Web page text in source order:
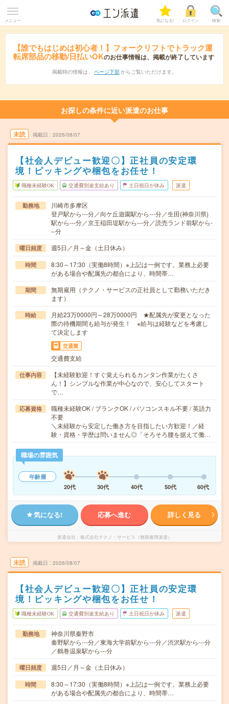
メニュー 気になる! ログイン 検索
【誰でもはじめは初心者！】フォークリフトでトラック運
転席部品の移動/日払いOKのお仕事情報は、掲載が終了しています
掲載時の情報は、 ページ下部 からご覧いただけます。
お探しの条件に近い派遣のお仕事
未読 掲載日 2026/08/07
【社会人デビュー歓迎〇】正社員の安定環
境！ピッキングや梱包をお任せ！
職種未経験OK 交通費別途支給あり 土日祝日が休み 派遣
勤務地
川崎市多摩区
登戸駅から---分／向ケ丘遊園駅から---分／生田(神奈川県)
駅から---分／京王稲田堤駅から---分／読売ランド前駅から-
--分
曜日頻度 週5日／月～金（土日休み）
時間
8:30～17:30（実働8時間）※上記は一例です。業務上必要
がある場合や配属先の都合により、時間帯…
期間
無期雇用（テクノ・サービスの正社員として勤務いただき
ます）
時給
月給23万0000円～28万0000円 ★配属先が変更となった
際の待機期間も給与が発生！ ※給与は経験などを考慮し
て決定します
交通費
交通費支給
仕事内容
【未経験歓迎！すぐ覚えられるカンタン作業がたくさ
ん！】シンプルな作業が中心なので、安心してスタート
で…
応募資格
職種未経験OK / ブランクOK / パソコンスキル不要 / 英語力
不要
＼未経験から安定した働き方を目指したい方歓迎！／経
験・資格・学歴は問いません◎「そろそろ腰を据えて働…
職場の雰囲気
年齢層
20代
30代 40代 50代 60代
気になる! 応募へ進む 詳しく見る
派遣会社 株式会社テクノ・サービス（無期雇用派遣）
未読 掲載日 2026/08/07
【社会人デビュー歓迎〇】正社員の安定環
境！ピッキングや梱包をお任せ！
職種未経験OK 交通費別途支給あり 土日祝日が休み 派遣
勤務地
神奈川県秦野市
秦野駅から---分／東海大学前駅から---分／渋沢駅から---分
／鶴巻温泉駅から---分
曜日頻度 週5日／月～金（土日休み）
時間
8:30～17:30（実働8時間）※上記は一例です。業務上必要
がある場合や配属先の都合により、時間帯…